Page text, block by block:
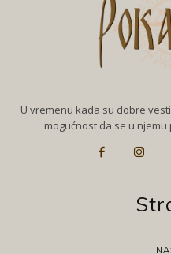
U vremenu kada su dobre
mogućnost da se u